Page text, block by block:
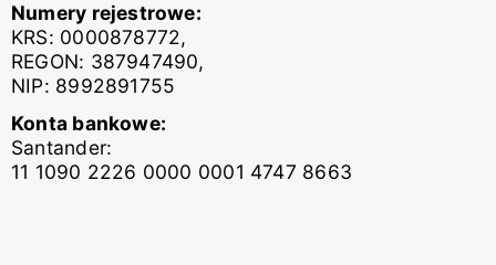
Numery rejestrowe:
KRS: 0000878772,
REGON: 387947490,
NIP: 8992891755
Konta bankowe:
Santander:
11 1090 2226 0000 0001 4747 8663